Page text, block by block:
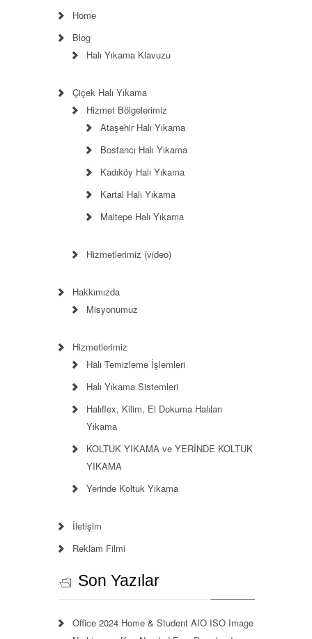
Home
Blog
Halı Yıkama Klavuzu
Çiçek Halı Yıkama
Hizmet Bölgelerimiz
Ataşehir Halı Yıkama
Bostancı Halı Yıkama
Kadıköy Halı Yıkama
Kartal Halı Yıkama
Maltepe Halı Yıkama
Hizmetlerimiz (video)
Hakkımızda
Misyonumuz
Hizmetlerimiz
Halı Temizleme İşlemleri
Halı Yıkama Sistemleri
Halıflex, Kilim, El Dokuma Halıları
Yıkama
KOLTUK YIKAMA ve YERİNDE KOLTUK
YIKAMA
Yerinde Koltuk Yıkama
İletişim
Reklam Filmi
Son Yazılar
Office 2024 Home & Student AIO ISO Image